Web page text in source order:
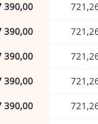
390,00
390,00
390,00
390,00
390,00